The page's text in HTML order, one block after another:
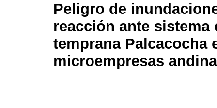
Peligro de
reacción ante sistema
temprana Palcacocha
microempresas